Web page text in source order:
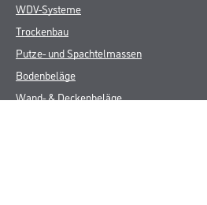
WDV-Systeme
Trockenbau
Putze- und Spachtelmassen
Bodenbeläge
Wand- & Deckenbeläge